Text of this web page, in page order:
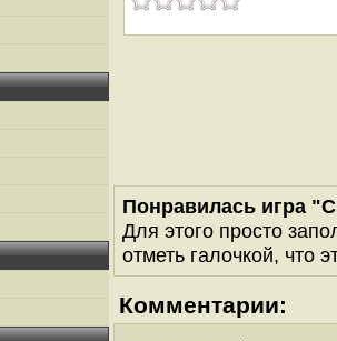
Понравилась игра
Для этого просто
отметь галочкой, что
Комментарии: